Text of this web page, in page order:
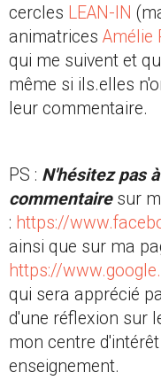
cercles LEAN-IN
animatrices Amélie
qui me suivent et
même si ils.elles
leur commentaire.
PS : N'hésitez pas
commentairesur
: https://
ainsi que sur ma
https://
qui sera apprécié
d'une réflexion sur
mon centre
enseignement.